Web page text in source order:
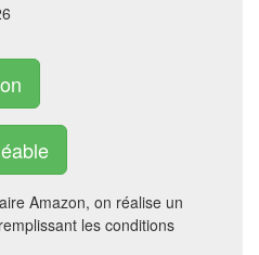
Amazon, on réalise un
les conditions